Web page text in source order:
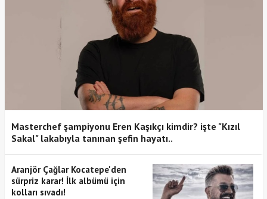
Masterchef şampiyonu Eren Kaşıkçı kimdir? işte "Kızıl
Sakal" lakabıyla tanınan şefin hayatı..
Aranjör Çağlar Kocatepe'den
sürpriz karar! İlk albümü için
kolları sıvadı!